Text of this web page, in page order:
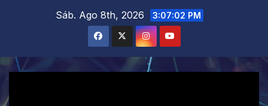
Sáb. Ago 8th, 2026 3:07:04 PM